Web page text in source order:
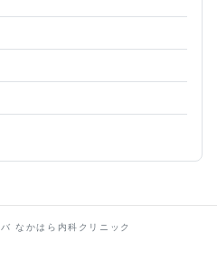
なかはら内科クリニック